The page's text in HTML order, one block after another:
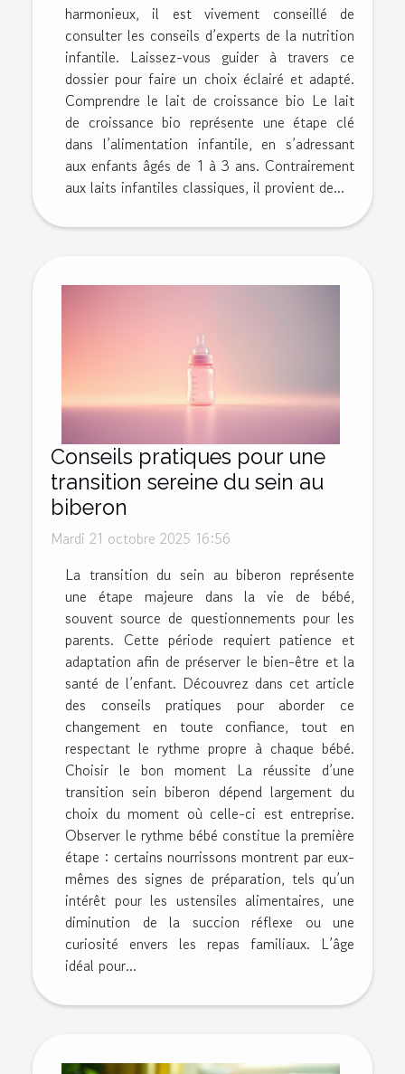
harmonieux, il est vivement conseillé de
consulter les conseils d’experts de la nutrition
infantile. Laissez-vous guider à travers ce
dossier pour faire un choix éclairé et adapté.
Comprendre le lait de croissance bio Le lait
de croissance bio représente une étape clé
dans l’alimentation infantile, en s’adressant
aux enfants âgés de 1 à 3 ans. Contrairement
aux laits infantiles classiques, il provient de...
Conseils pratiques pour une
transition sereine du sein au
biberon
Mardi 21 octobre 2025 16:56
La transition du sein au biberon représente
une étape majeure dans la vie de bébé,
souvent source de questionnements pour les
parents. Cette période requiert patience et
adaptation afin de préserver le bien-être et la
santé de l’enfant. Découvrez dans cet article
des conseils pratiques pour aborder ce
changement en toute confiance, tout en
respectant le rythme propre à chaque bébé.
Choisir le bon moment La réussite d’une
transition sein biberon dépend largement du
choix du moment où celle-ci est entreprise.
Observer le rythme bébé constitue la première
étape : certains nourrissons montrent par eux-
mêmes des signes de préparation, tels qu’un
intérêt pour les ustensiles alimentaires, une
diminution de la succion réflexe ou une
curiosité envers les repas familiaux. L’âge
idéal pour...